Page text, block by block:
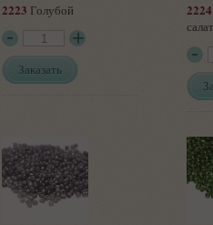
2223 Голубой
Заказать
2224